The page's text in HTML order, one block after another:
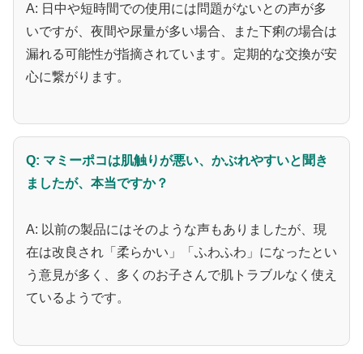
A: 日中や短時間での使用には問題がないとの声が多
いですが、夜間や尿量が多い場合、また下痢の場合は
漏れる可能性が指摘されています。定期的な交換が安
心に繋がります。
Q: マミーポコは肌触りが悪い、かぶれやすいと聞き
ましたが、本当ですか？
A: 以前の製品にはそのような声もありましたが、現
在は改良され「柔らかい」「ふわふわ」になったとい
う意見が多く、多くのお子さんで肌トラブルなく使え
ているようです。